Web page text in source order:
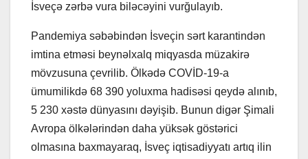
İsveçə zərbə vura biləcəyini vurğulayıb.
Pandemiya səbəbindən İsveçin sərt karantindən
imtina etməsi beynəlxalq miqyasda müzakirə
mövzusuna çevrilib. Ölkədə COVİD-19-a
ümumilikdə 68 390 yoluxma hadisəsi qeydə alınıb,
5 230 xəstə dünyasını dəyişib. Bunun digər Şimali
Avropa ölkələrindən daha yüksək göstərici
olmasına baxmayaraq, İsveç iqtisadiyyatı artıq ilin